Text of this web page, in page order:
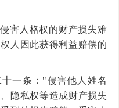
侵害人格权的财产损失难
人因此获得利益赔偿的
一条："侵害他人姓名
隐私权等造成财产损失